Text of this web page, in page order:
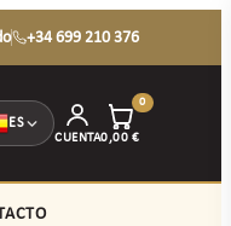
+34 699 210 376
ES
CUENTA
0
0,00 €